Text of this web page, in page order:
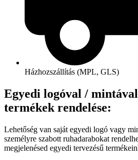
Házhozszállítás (MPL, GLS)
Egyedi logóval /
termékek rendelése:
Lehetőség van saját egyedi logó vagy
személyre szabott ruhadarabokat
megjelenésed egyedi tervezésű